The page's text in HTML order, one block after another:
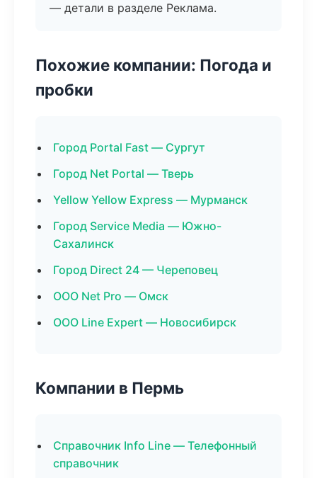
— детали в разделе Реклама.
Похожие компании: Погода и
пробки
Город Portal Fast — Сургут
Город Net Portal — Тверь
Yellow Yellow Express — Мурманск
Город Service Media — Южно-
Сахалинск
Город Direct 24 — Череповец
ООО Net Pro — Омск
ООО Line Expert — Новосибирск
Компании в Пермь
Справочник Info Line — Телефонный
справочник